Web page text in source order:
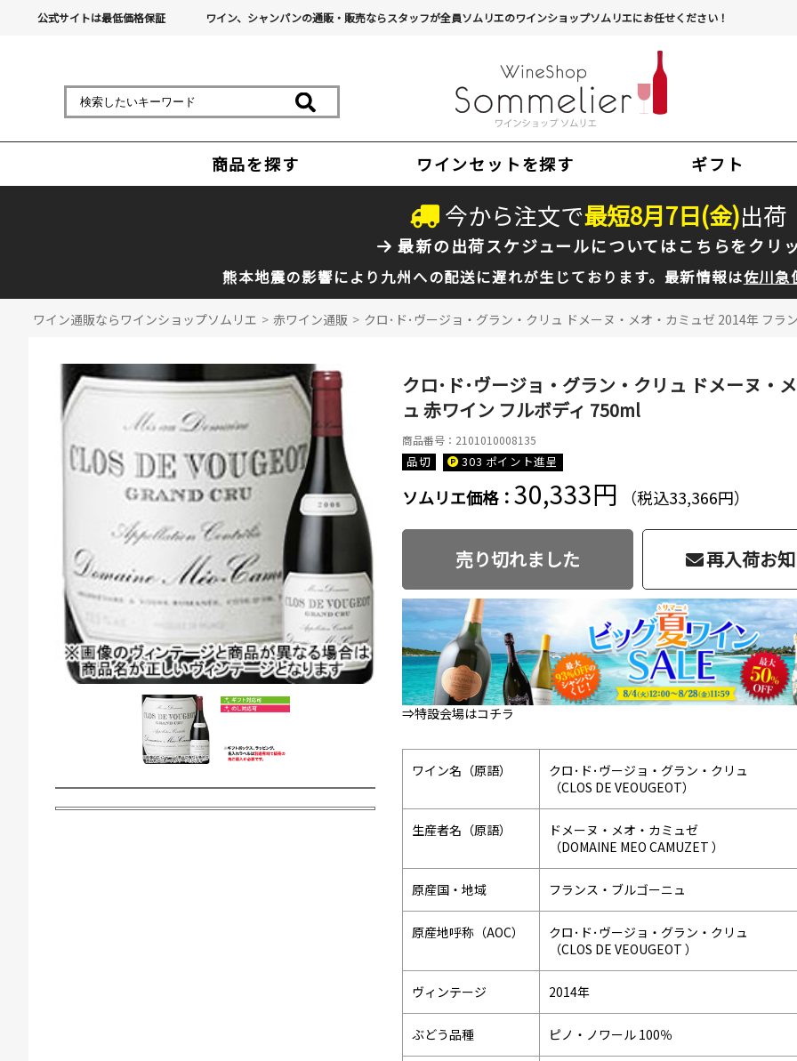
公式サイトは最低価格保証 ワイン、シャンパンの通販・販売ならスタッフが全員ソムリエのワインショップソムリエにお任せください！
商品を探す ワインセットを探す ギフト
今から注文で最短8月7日(金)出荷
最新の出荷スケジュールについてはこちらをクリ
熊本地震の影響により九州への配送に遅れが生じております。最新情報は佐川急
ワイン通販ならワインショップソムリエ > 赤ワイン通販 > クロ･ド･ヴージョ・グラン・クリュ ドメーヌ・メオ・カミュゼ 2014年 フ
クロ･ド･ヴージョ・グラン・クリュ ドメーヌ・
ュ 赤ワイン フルボディ 750ml
商品番号：2101010008135
品切 303 ポイント進呈
ソムリエ価格：30,333円 （税込33,366円）
売り切れました 再入荷お
⇒特設会場はコチラ
ワイン名（原語）
クロ･ド･ヴージョ・グラン・クリュ
（CLOS DE VEOUGEOT）
生産者名（原語）
ドメーヌ・メオ・カミュゼ
（DOMAINE MEO CAMUZET ）
原産国・地域 フランス・ブルゴーニュ
原産地呼称（AOC）
クロ･ド･ヴージョ・グラン・クリュ
（CLOS DE VEOUGEOT ）
ヴィンテージ 2014年
ぶどう品種 ピノ・ノワール 100％